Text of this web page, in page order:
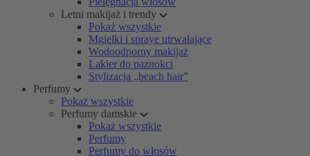
Letni makijaż i trendy
Pokaż wszystkie
Mgiełki i spraye utrwalające
Wodoodporny makijaż
Lakier do paznokci
Stylizacja „beach hair”
Perfumy
Pokaż wszystkie
Perfumy damskie
Pokaż wszystkie
Perfumy
Perfumy do włosów